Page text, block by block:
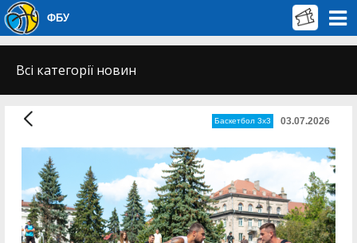
ФБУ
Всі категорії новин
Баскетбол 3х3 03.07.2026